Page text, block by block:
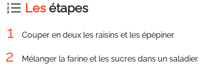
Lesétapes
Couper en deux les raisins et les épépiner.
Mélanger la farine et les sucres dans un saladier.